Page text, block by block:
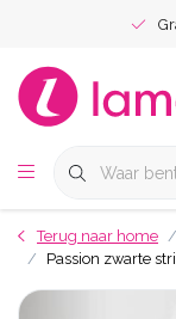
Terug naar home
Passion zwarte